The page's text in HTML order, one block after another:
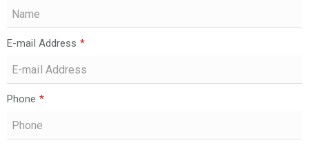
E-mail Address *
Phone *